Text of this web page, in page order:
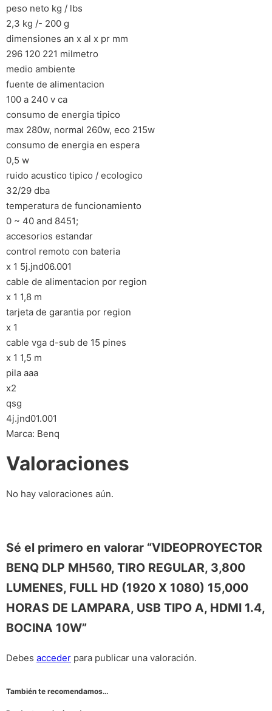
peso neto kg / lbs
2,3 kg /- 200 g
dimensiones an x al x pr mm
296 120 221 milmetro
medio ambiente
fuente de alimentacion
100 a 240 v ca
consumo de energia tipico
max 280w, normal 260w, eco 215w
consumo de energia en espera
0,5 w
ruido acustico tipico / ecologico
32/29 dba
temperatura de funcionamiento
0 ~ 40 and 8451;
accesorios estandar
control remoto con bateria
x 1 5j.jnd06.001
cable de alimentacion por region
x 1 1,8 m
tarjeta de garantia por region
x 1
cable vga d-sub de 15 pines
x 1 1,5 m
pila aaa
x2
qsg
4j.jnd01.001
Marca: Benq
Valoraciones
No hay valoraciones aún.
Sé el primero en valorar “VIDEOPROYECTOR
BENQ DLP MH560, TIRO REGULAR, 3,800
LUMENES, FULL HD (1920 X 1080) 15,000
HORAS DE LAMPARA, USB TIPO A, HDMI 1.4,
BOCINA 10W”
Debes acceder para publicar una valoración.
También te recomendamos…